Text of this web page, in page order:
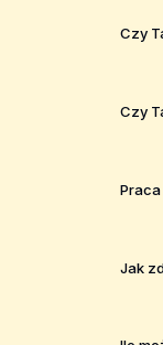
Czy
Czy
Jak